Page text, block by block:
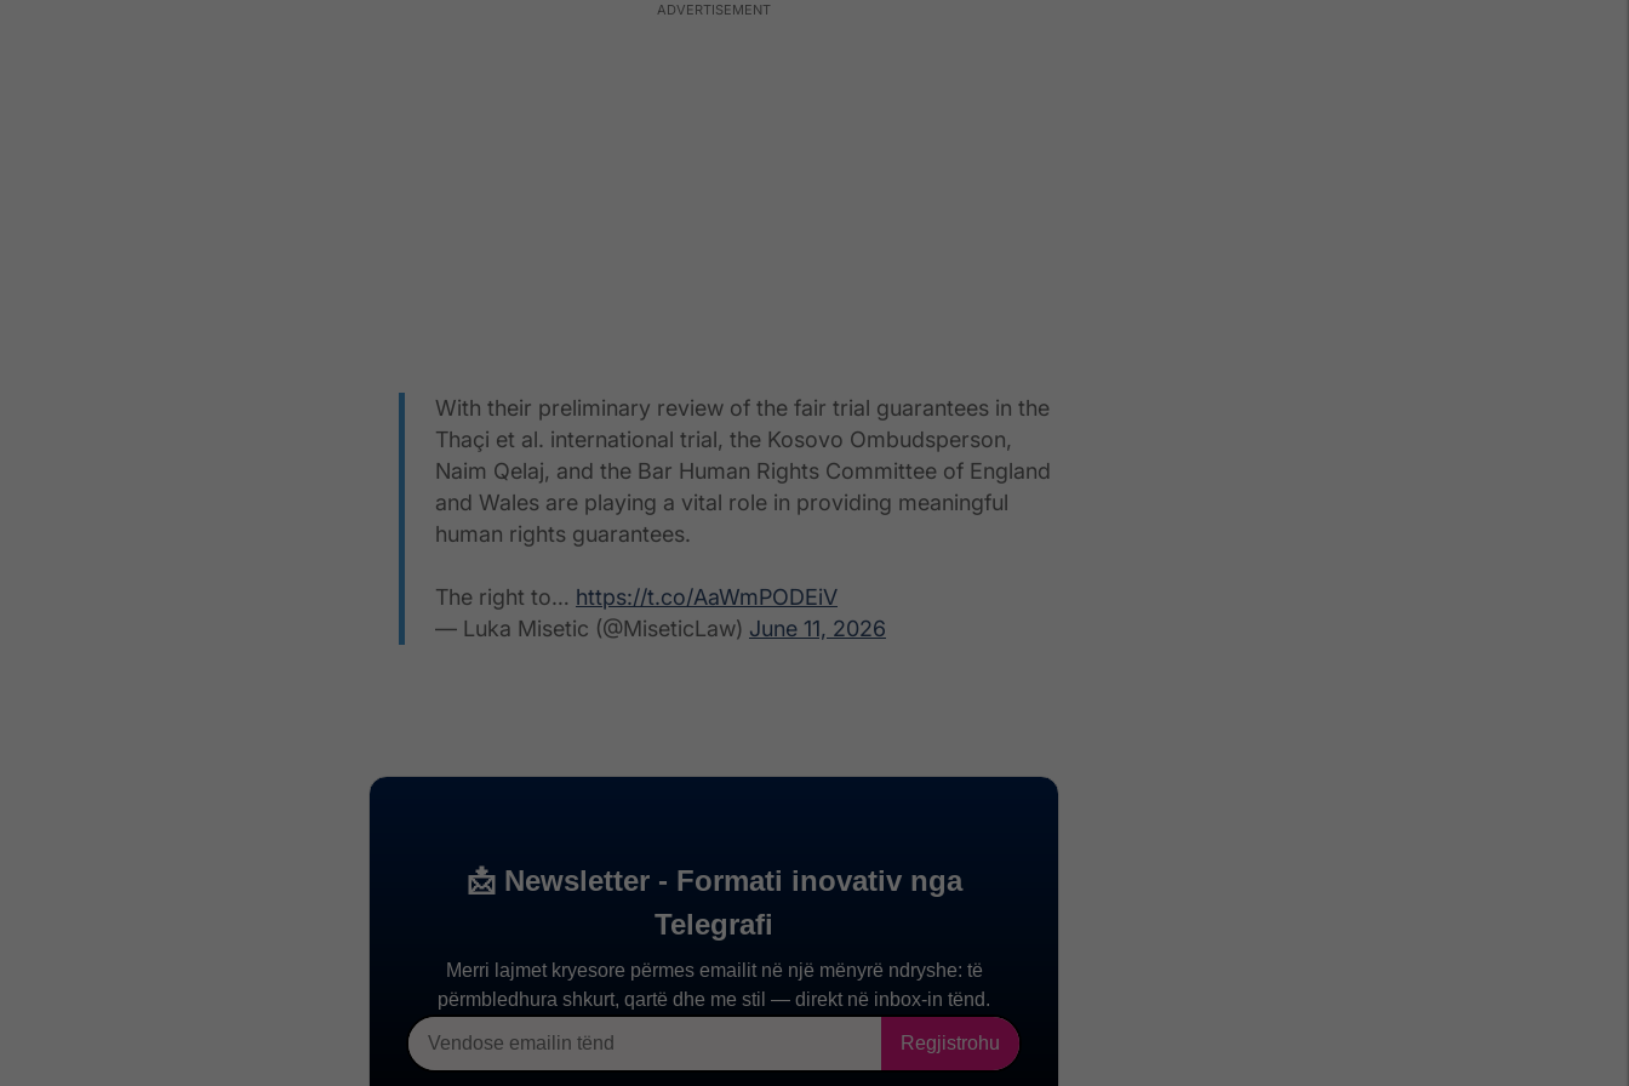
With their preliminary review of the fair trial guarantees in the
Thaçi et al. international trial, the Kosovo Ombudsperson,
Naim Qelaj, and the Bar Human Rights Committee of England
and Wales are playing a vital role in providing meaningful
human rights guarantees.
The right to… https://t.co/AaWmPODEiV
— Luka Misetic (@MiseticLaw) June 11, 2026